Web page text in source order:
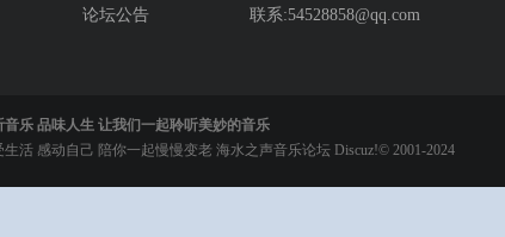
论坛公告 联系:54528858@qq.com
音乐 品味人生 让我们一起聆听美妙的音乐
生活 感动自己 陪你一起慢慢变老 海水之声音乐论坛 Discuz!© 2001-2024